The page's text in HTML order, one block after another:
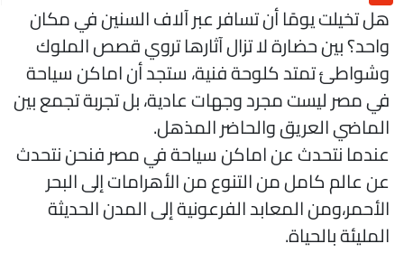
تخيلت يومًا أن تسافر عبر آلاف السنين في مكان
بين حضارة لا تزال آثارها تروي قصص الملوك
تمتد كلوحة فنية، ستجد أن اماكن سياحة
مصر ليست مجرد وجهات عادية، بل تجربة تجمع بين
العريق والحاضر المذهل.
نتحدث عن اماكن سياحة في مصر فنحن نتحدث
عالم كامل من التنوع من الأهرامات إلى البحر
المعابد الفرعونية إلى المدن الحديثة
بالحياة.